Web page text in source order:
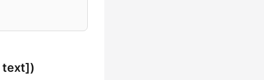
text])